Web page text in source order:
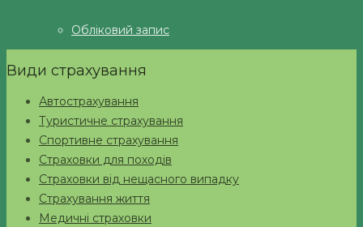
Обліковий запис
Види страхування
Автострахування
Туристичне страхування
Спортивне страхування
Страховки для походів
Страховки від нещасного випадку
Страхування життя
Медичні страховки